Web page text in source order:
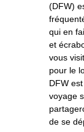
(DFW)
qui en
et
vous
pour le
DFW
voyage
de se